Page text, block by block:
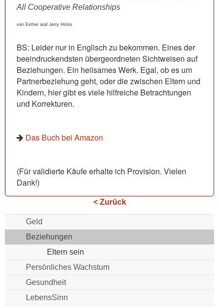
All Cooperative Relationships
von Esther and Jerry Hicks
BS: Leider nur in Englisch zu bekommen. Eines der
beeindruckendsten übergeordneten Sichtweisen auf
Beziehungen. Ein heilsames Werk. Egal, ob es um
Partnerbeziehung geht, oder die zwischen Eltern und
Kindern, hier gibt es viele hilfreiche Betrachtungen
und Korrekturen.
Das Buch bei Amazon
(Für validierte Käufe erhalte ich Provision. Vielen
Dank!)
< Zurück
Geld
Beziehungen
Eltern sein
Persönliches Wachstum
Gesundheit
LebensSinn